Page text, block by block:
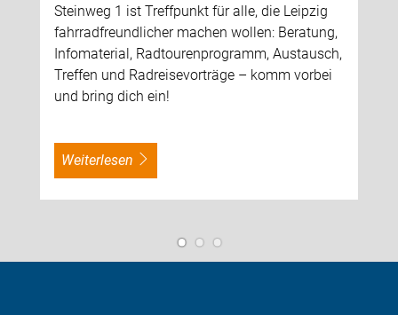
Radausflüge möglich: Gemeinsam mit
Bürgerstiftung Leipzig bringen wir ein
Rollstuhl-Fahrrad auf die Straße – für
Mobilität, Teilhabe und Lebensfreude.
kostenfrei testen!